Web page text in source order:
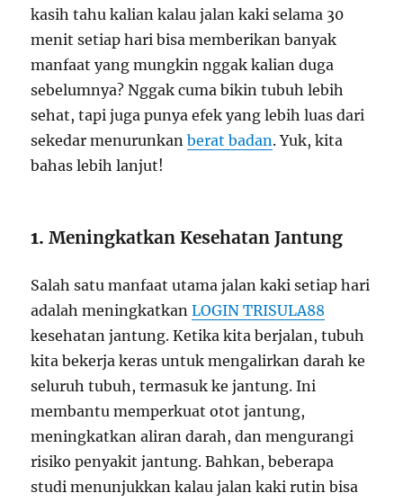
kasih tahu kalian kalau jalan kaki selama 30
menit setiap hari bisa memberikan banyak
manfaat yang mungkin nggak kalian duga
sebelumnya? Nggak cuma bikin tubuh lebih
sehat, tapi juga punya efek yang lebih luas dari
sekedar menurunkanberat badan. Yuk, kita
bahas lebih lanjut!
1.Meningkatkan Kesehatan Jantung
Salah satu manfaat utama jalan kaki setiap hari
adalah meningkatkanLOGIN TRISULA88
kesehatan jantung. Ketika kita berjalan, tubuh
kita bekerja keras untuk mengalirkan darah ke
seluruh tubuh, termasuk ke jantung. Ini
membantu memperkuat otot jantung,
meningkatkan aliran darah, dan mengurangi
risiko penyakit jantung. Bahkan, beberapa
studi menunjukkan kalau jalan kaki rutin bisa